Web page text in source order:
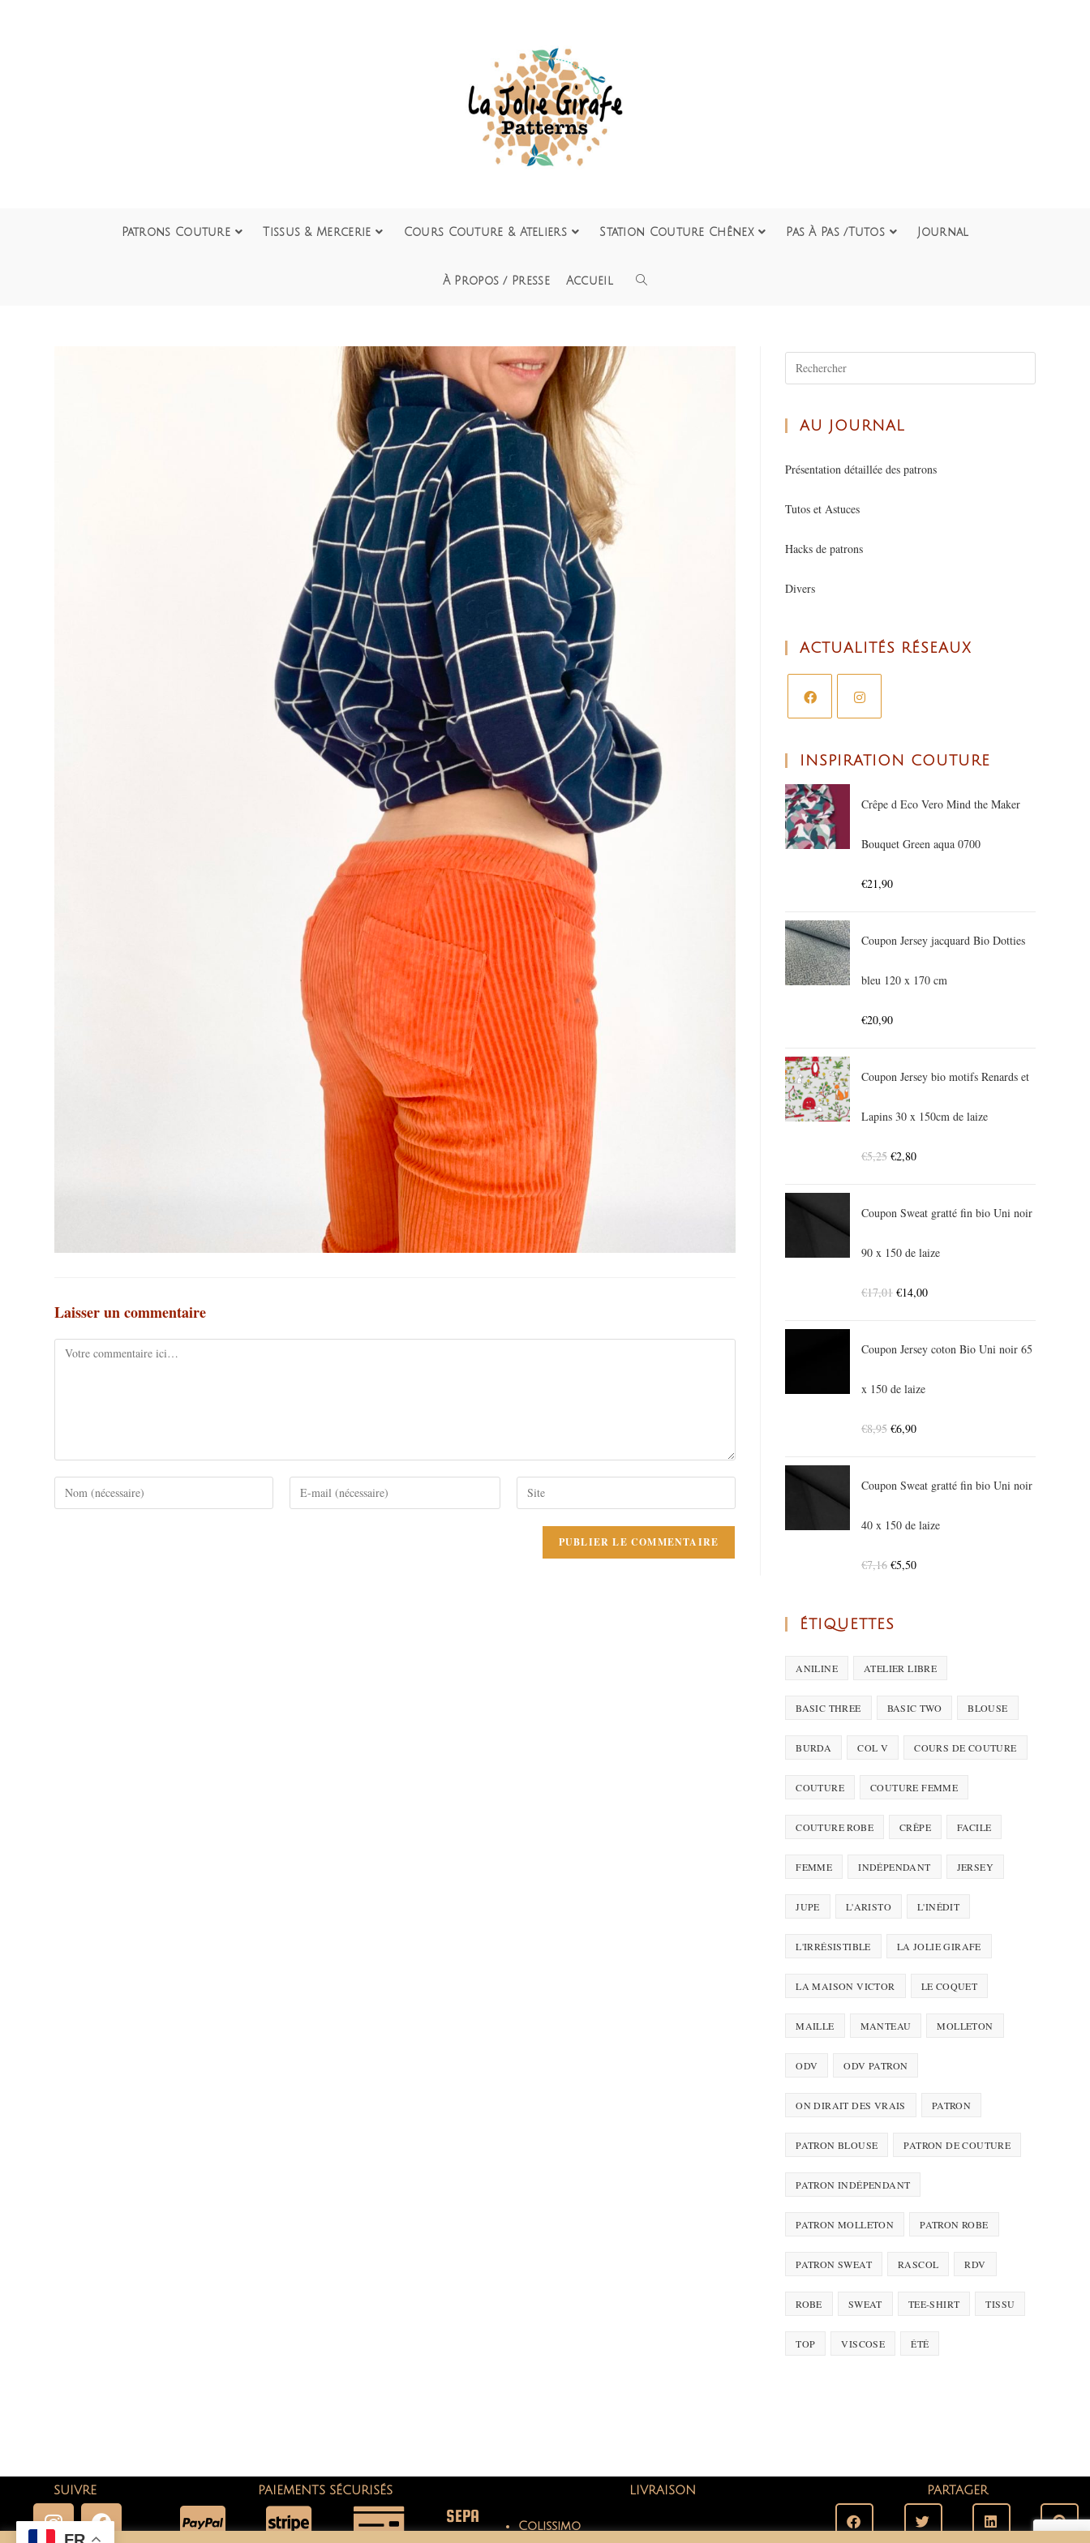
Patrons Couture Tissus & Mercerie Cours Couture & Ateliers Station Couture Chênex Pas À Pas /Tutos Journal
À Propos / Presse Accueil
Laisser un commentaire
AU JOURNAL
Présentation détaillée des patrons
Tutos et Astuces
Hacks de patrons
Divers
ACTUALITÉS RÉSEAUX
INSPIRATION COUTURE
Crêpe d Eco Vero Mind the Maker
Bouquet Green aqua 0700
€21,90
Coupon Jersey jacquard Bio Dotties
bleu 120 x 170 cm
€20,90
Coupon Jersey bio motifs Renards et
Lapins 30 x 150cm de laize
€5,25 €2,80
Coupon Sweat gratté fin bio Uni noir
90 x 150 de laize
€17,01 €14,00
Coupon Jersey coton Bio Uni noir 65
x 150 de laize
€8,95 €6,90
Coupon Sweat gratté fin bio Uni noir
40 x 150 de laize
€7,16 €5,50
ÉTIQUETTES
ANILINE ATELIER LIBRE
BASIC THREE BASIC TWO BLOUSE
BURDA COL V COURS DE COUTURE
COUTURE COUTURE FEMME
COUTURE ROBE CRÊPE FACILE
FEMME INDÉPENDANT JERSEY
JUPE L'ARISTO L'INÉDIT
L'IRRÉSISTIBLE LA JOLIE GIRAFE
LA MAISON VICTOR LE COQUET
MAILLE MANTEAU MOLLETON
ODV ODV PATRON
ON DIRAIT DES VRAIS PATRON
PATRON BLOUSE PATRON DE COUTURE
PATRON INDÉPENDANT
PATRON MOLLETON PATRON ROBE
PATRON SWEAT RASCOL RDV
ROBE SWEAT TEE-SHIRT TISSU
TOP VISCOSE ÉTÉ
SUIVRE PAIEMENTS SÉCURISÉS LIVRAISON PARTAGER
SEPA
Colissimo